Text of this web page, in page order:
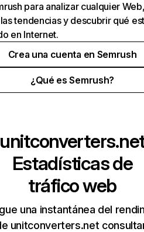
para analizar cualquier
tendencias y descubrir qué
en Internet.
Crea una cuenta en Semrush
¿Qué es Semrush?
Estadísticas de
tráfico web
una instantánea del
unitconverters.net